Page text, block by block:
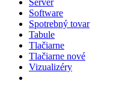
Server
Software
Spotrebný tovar
Tabule
Tlačiarne
Tlačiarne nové
Vizualizéry